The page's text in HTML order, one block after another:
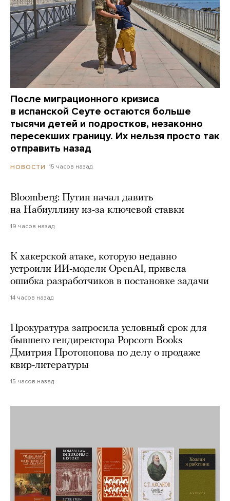
После миграционного кризиса
в испанской Сеуте остаются больше
тысячи детей и подростков, незаконно
пересекших границу. Их нельзя просто так
отправить назад
НОВОСТИ 15 часов назад
Bloomberg: Путин начал давить
на Набиуллину из-за ключевой ставки
19 часов назад
К хакерской атаке, которую недавно
устроили ИИ-модели OpenAI, привела
ошибка разработчиков в постановке задачи
14 часов назад
Прокуратура запросила условный срок для
бывшего гендиректора Popcorn Books
Дмитрия Протопопова по делу о продаже
квир-литературы
15 часов назад